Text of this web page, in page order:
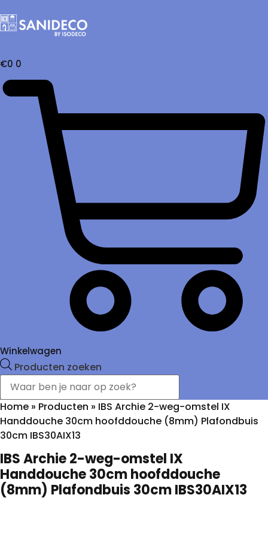
€0 0
Winkelwagen
Producten zoeken
Home » Producten » IBS Archie 2-weg-omstel IX
Handdouche 30cm hoofddouche (8mm) Plafondbuis
30cm IBS30AIX13
IBS Archie 2-weg-omstel IX
Handdouche 30cm hoofddouche
(8mm) Plafondbuis 30cm IBS30AIX13